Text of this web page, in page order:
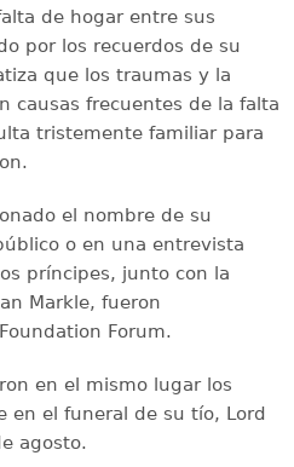
de hogar entre sus
por los recuerdos de su
que los traumas y la
causas frecuentes de la falta
tristemente familiar para
el nombre de su
o en una entrevista
príncipes, junto con la
Markle, fueron
Forum.
en el mismo lugar los
en el funeral de su tío, Lord
agosto.